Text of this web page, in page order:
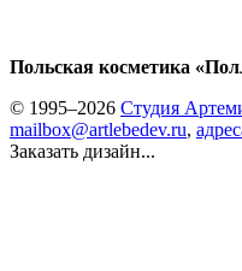
Польская косметика
© 1995–2026 Студия
mailbox@artlebedev.ru,
Заказать дизайн...